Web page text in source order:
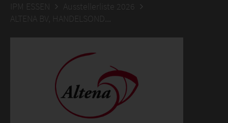
IPM ESSEN
Ausstellerliste 2026
ALTENA BV, HANDELSONDERNEMING